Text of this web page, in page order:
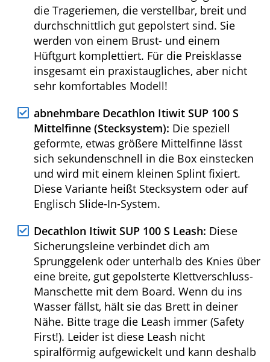
ist. Er besitzt neben dem großen
Hauptfach mit umlaufendem
Reißverschluss noch ein kleineres
Reißverschluss-Fach auf der Innenseite der
Vorderklappe.
Außen sind gut sichtbar die Fakten zum
Bedienungsanleitung aufgedruckt. Auf der
Rückseite findet man einen Tragegriff und
die Trageriemen, die verstellbar, breit und
durchschnittlich gut gepolstert sind. Sie
werden von einem Brust- und einem
Hüftgurt komplettiert. Für die Preisklasse
insgesamt ein praxistaugliches, aber nicht
abnehmbare Decathlon Itiwit SUP 100 S
Mittelfinne (Stecksystem):Die speziell
geformte, etwas größere Mittelfinne lässt
sich sekundenschnell in die Box
einstecken und wird mit einem kleinen
Splint fixiert. Diese Variante heißt
Stecksystem oder auf Englisch Slide-In-
System.